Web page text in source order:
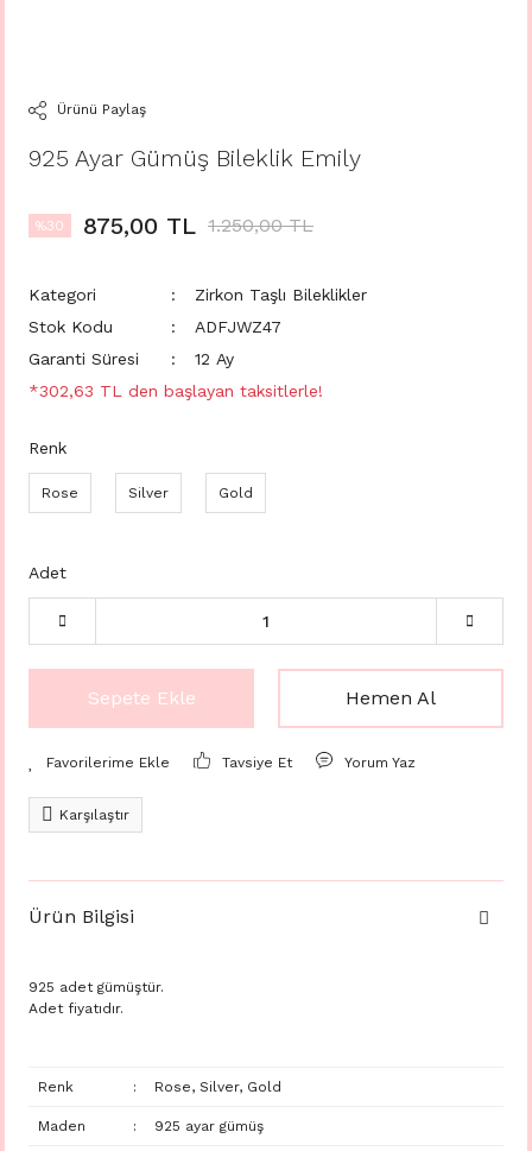
Ürünü Paylaş
925 Ayar Gümüş Bileklik Emily
%30 875,00 TL 1.250,00 TL
Kategori
Zirkon Taşlı Bileklikler
Stok Kodu
ADFJWZ47
Garanti Süresi
12 Ay
*302,63 TL den başlayan taksitlerle!
Renk
Rose Silver Gold
Adet
Sepete Ekle Hemen Al
Tavsiye Et Yorum Yaz
Karşılaştır
Ürün Bilgisi
925 adet gümüştür.
Adet fiyatıdır.
Renk : Rose, Silver, Gold
Maden : 925 ayar gümüş